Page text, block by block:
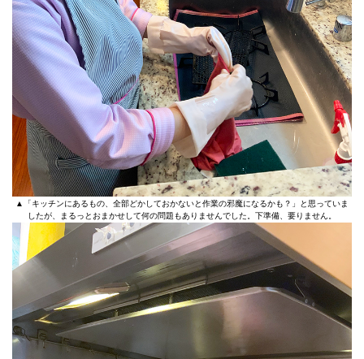
▲「キッチンにあるもの、全部どかしておかないと作業の邪魔になるかも？」と思っていま
したが、まるっとおまかせして何の問題もありませんでした。下準備、要りません。